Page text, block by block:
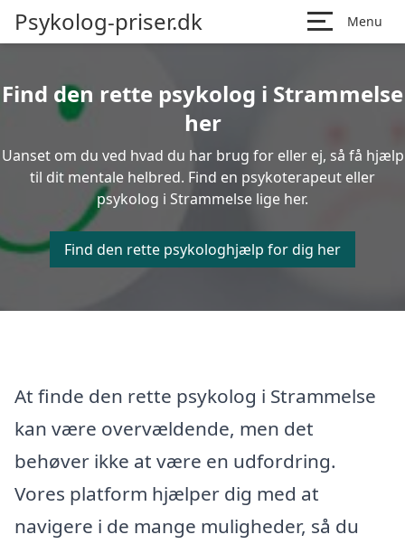
Psykolog-priser.dk Menu
Find den rette psykolog i Strammelse
her
Uanset om du ved hvad du har brug for eller ej, så få hjælp
til dit mentale helbred. Find en psykoterapeut eller
psykolog i Strammelse lige her.
Find den rette psykologhjælp for dig her
At finde den rette psykolog i Strammelse
kan være overvældende, men det
behøver ikke at være en udfordring.
Vores platform hjælper dig med at
navigere i de mange muligheder, så du